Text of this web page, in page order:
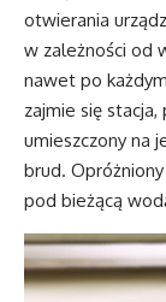
otwierania
w zależności od
nawet po
zajmie się
umieszczony na
brud.
pod bieżącą